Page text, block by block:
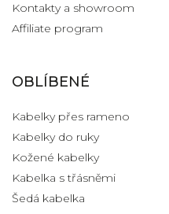
Kontakty a showroom
Affiliate program
OBLÍBENÉ
Kabelky přes rameno
Kabelky do ruky
Kožené kabelky
Kabelka s třásněmi
Šedá kabelka